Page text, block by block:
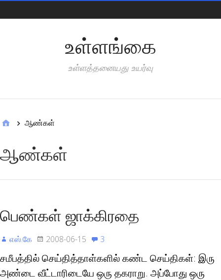
உள்ளங்கை
உள்ளத்தனையது உயர்வு
ஆண்கள்
ஆண்கள்
பெண்கள் ஜாக்கிரதை
எஸ்.கே 2008-06-15 3
சமீபத்தில் செய்தித்தாள்களில் கண்ட செய்திகள்: இரு
அண்டை வீட்டாரிடையே ஒரு தகராறு. அப்போது ஒரு